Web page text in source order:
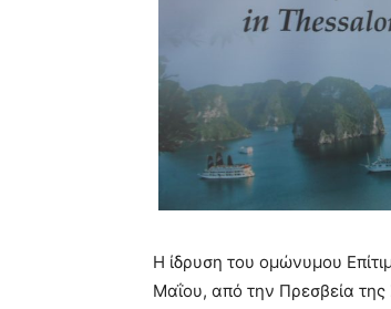
Η ίδρυση του ομώνυμου
Μαΐου, από την Πρεσβεία της